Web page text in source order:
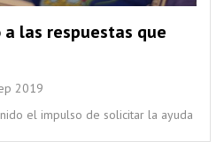
las respuestas que
2019
el impulso de solicitar la ayuda